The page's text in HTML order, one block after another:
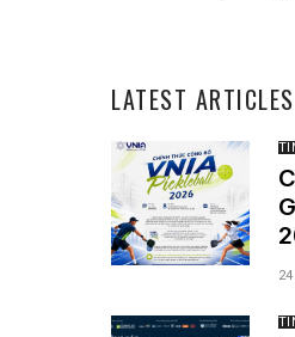
LATEST ARTICLES